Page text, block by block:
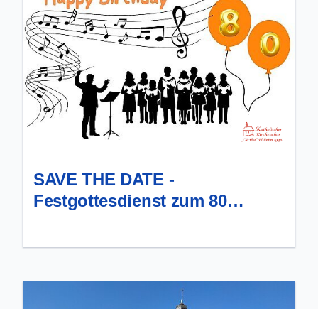
SAVE THE DATE -
Festgottesdienst zum 80